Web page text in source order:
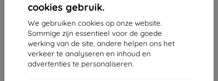
cookies gebruik.
We gebruiken cookies op onze website.
Sommige zijn essentieel voor de goede
werking van de site, andere helpen ons het
verkeer te analyseren en inhoud en
advertenties te personaliseren.
Ulica Rudolfa Mocka 3750/2A
841 04 Bratislava
Bedrijfsnummer:46701494
BTW-nummer:SK2023549671